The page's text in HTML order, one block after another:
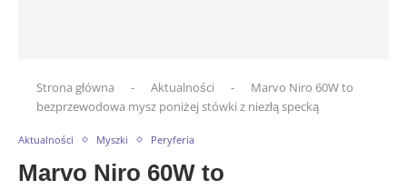
Strona główna - Aktualności -
Marvo Niro 60W to
bezprzewodowa mysz poniżej stówki z niezłą specką
Aktualności Myszki Peryferia
Marvo Niro 60W to